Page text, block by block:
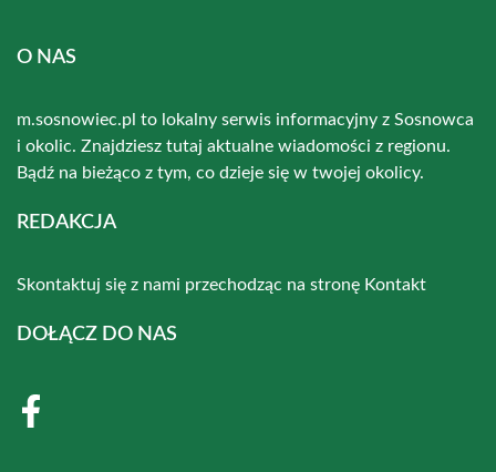
O NAS
m.sosnowiec.pl to lokalny serwis informacyjny z Sosnowca
i okolic. Znajdziesz tutaj aktualne wiadomości z regionu.
Bądź na bieżąco z tym, co dzieje się w twojej okolicy.
REDAKCJA
Skontaktuj się z nami przechodząc na stronę Kontakt
DOŁĄCZ DO NAS